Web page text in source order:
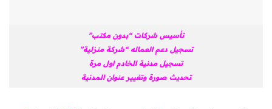
تأسيس شركات “بدون مكتب”
تسجيل دعم العماله “شركة منزلية”
تسجيل مدنية الخادم اول مرة
تحديث صورة وتغيير عنوان المدنية